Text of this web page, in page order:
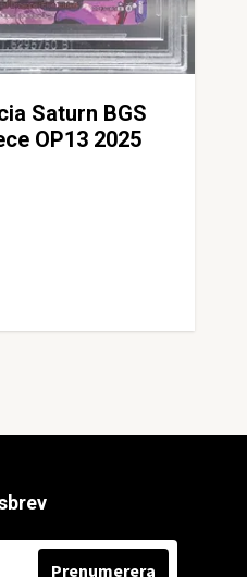
Saturn BGS
OP13 2025
Prenumerera